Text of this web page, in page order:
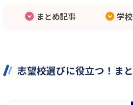
まとめ記事 学
志望校選びに役立つ！ま